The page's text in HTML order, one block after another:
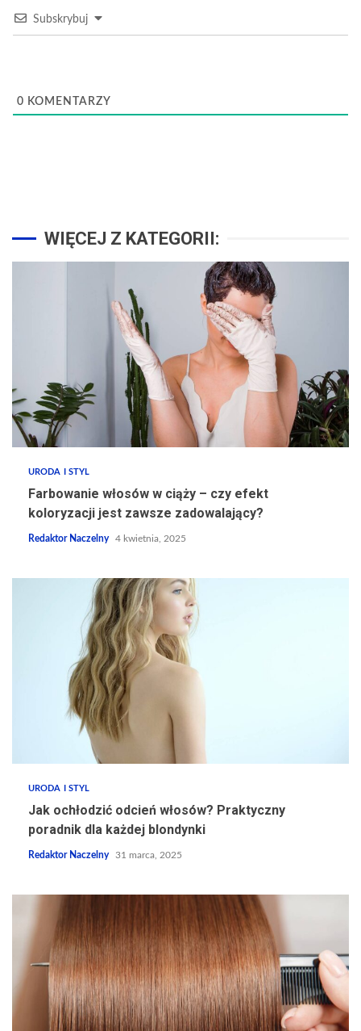
Subskrybuj
0 KOMENTARZY
WIĘCEJ Z KATEGORII:
URODA I STYL
Farbowanie włosów w ciąży – czy efekt
koloryzacji jest zawsze zadowalający?
Redaktor Naczelny 4 kwietnia, 2025
URODA I STYL
Jak ochłodzić odcień włosów? Praktyczny
poradnik dla każdej blondynki
Redaktor Naczelny 31 marca, 2025